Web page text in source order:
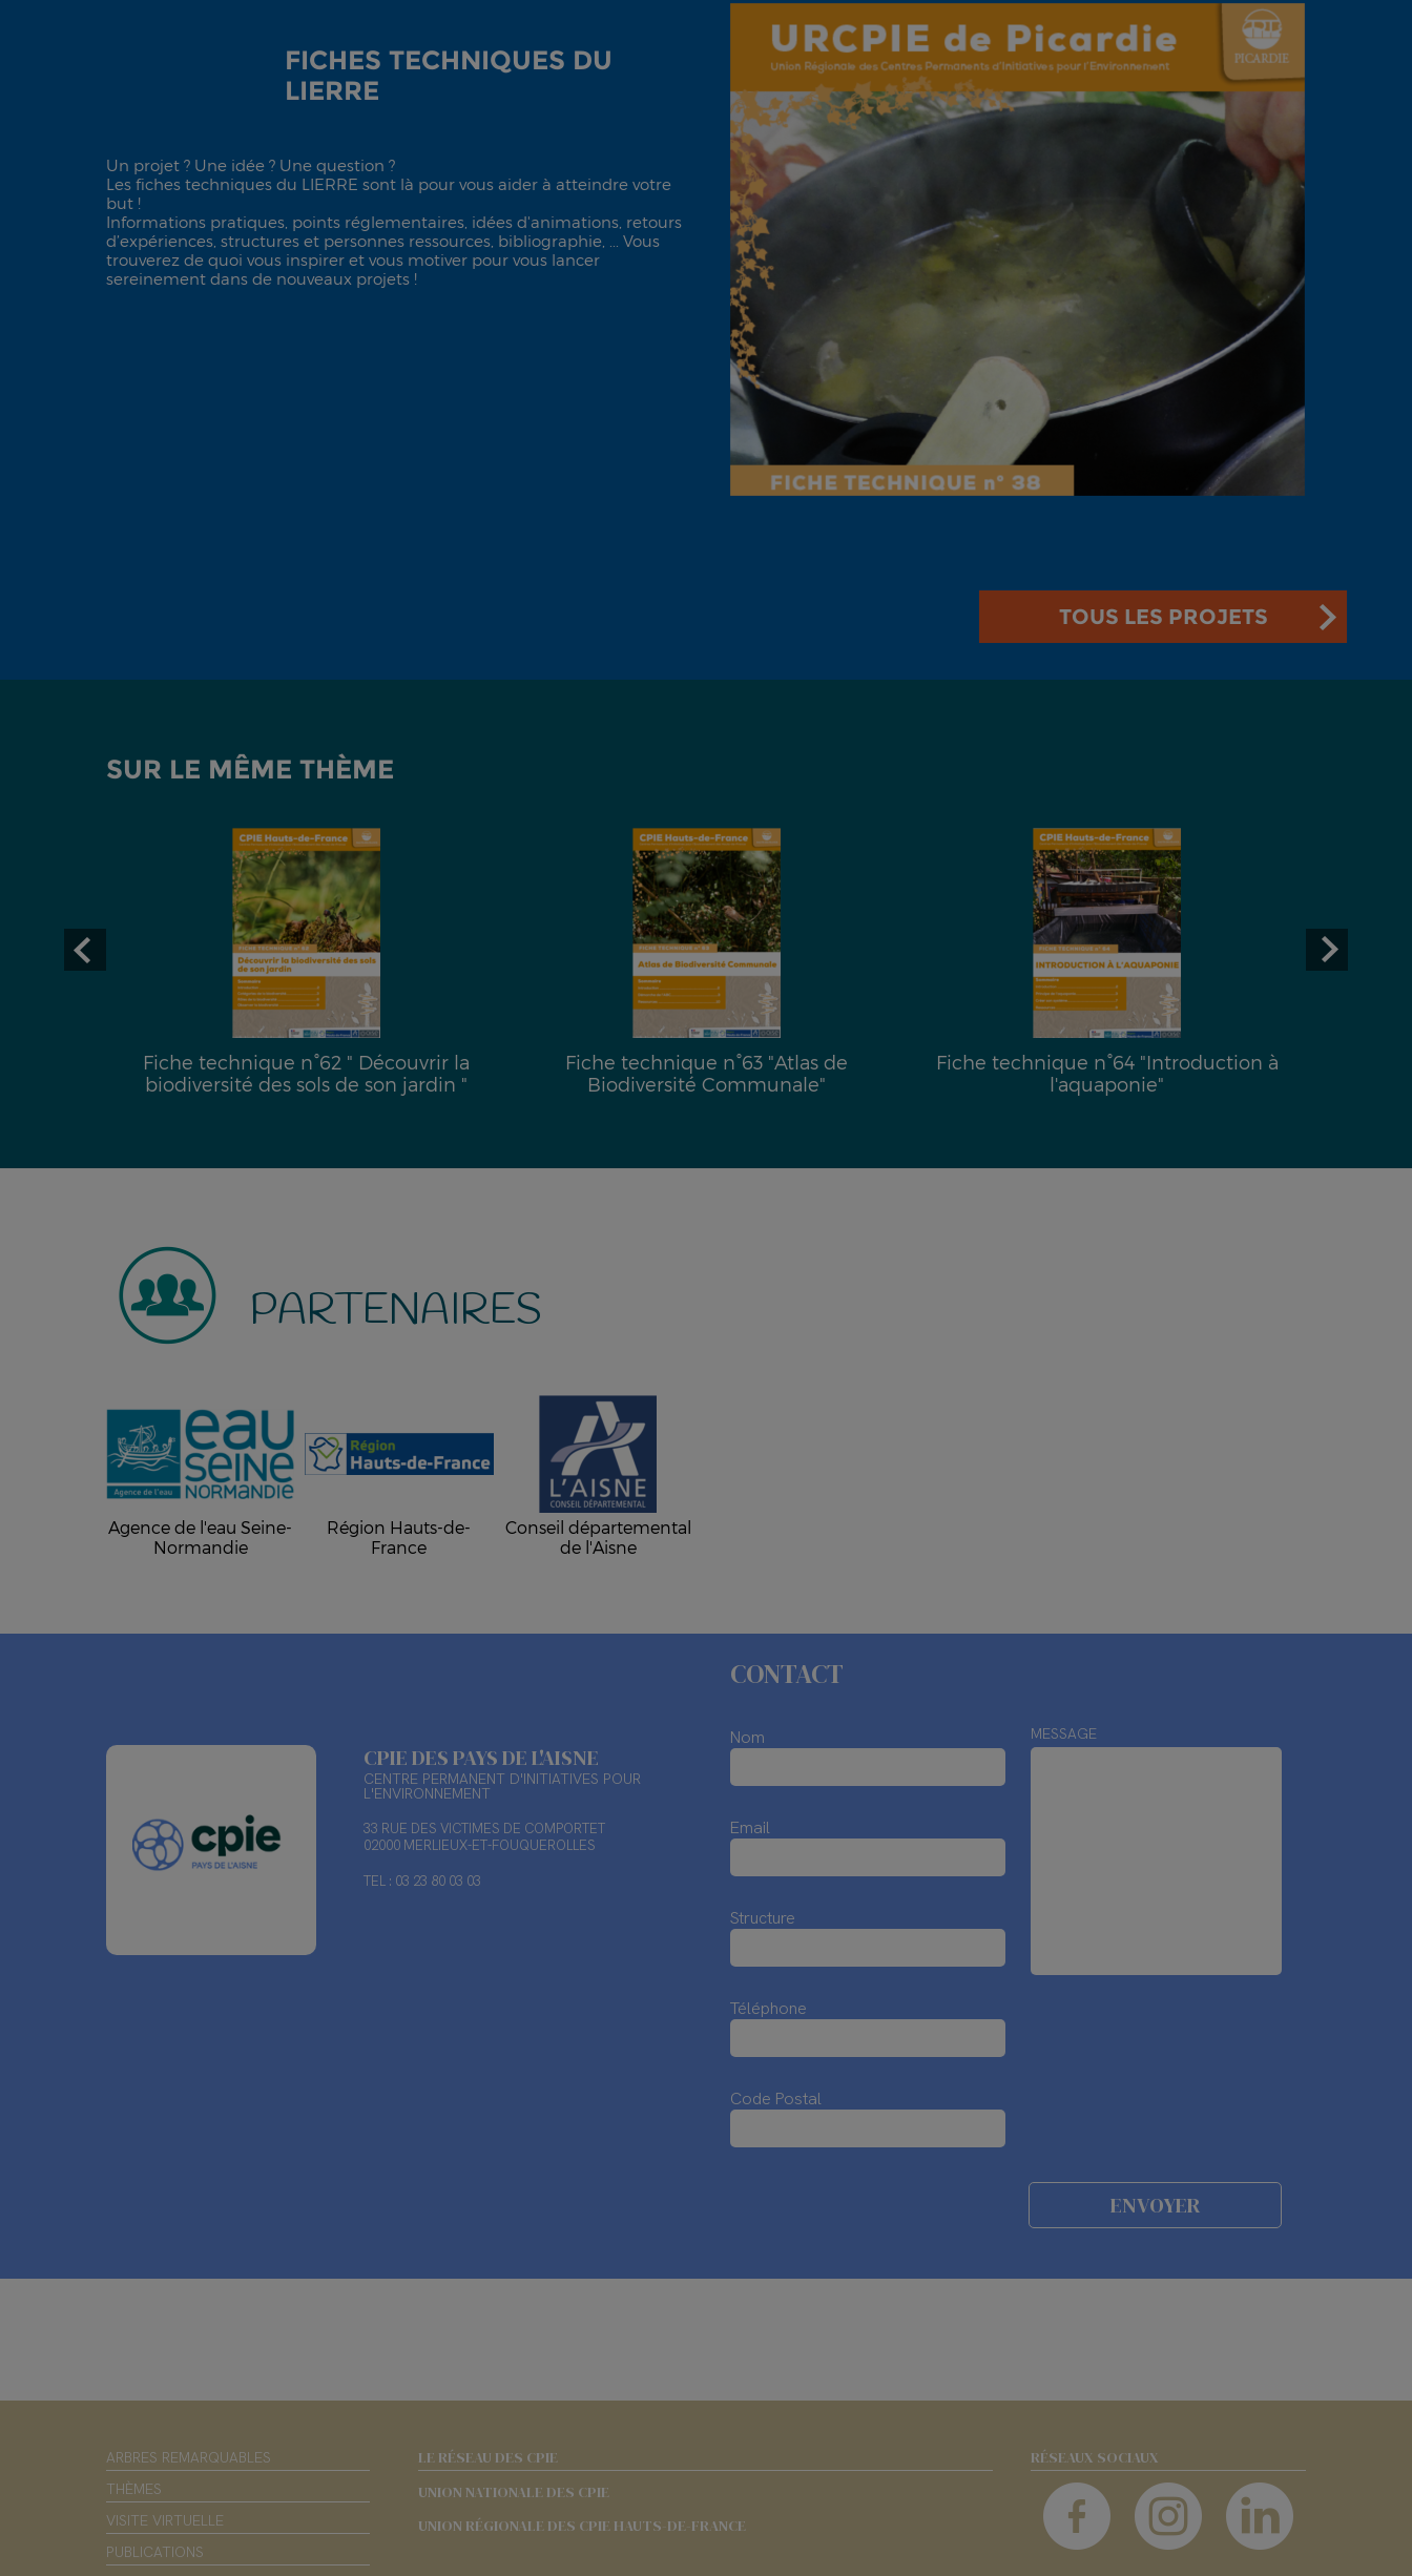
FICHES TECHNIQUES DU
LIERRE
Un projet ? Une idée ? Une question ?
Les fiches techniques du LIERRE sont là pour vous aider à atteindre votre
but !
Informations pratiques, points réglementaires, idées d'animations, retours
d’expériences, structures et personnes ressources, bibliographie, ... Vous
trouverez de quoi vous inspirer et vous motiver pour vous lancer
sereinement dans de nouveaux projets !
TOUS LES PROJETS
SUR LE MÊME THÈME
Fiche technique n°62 " Découvrir la
biodiversité des sols de son jardin "
Fiche technique n°63 "Atlas de
Biodiversité Communale"
Fiche technique n°64 "Introduction à
l'aquaponie"
PARTENAIRES
Agence de l'eau Seine-
Normandie
Région Hauts-de-
France
Conseil départemental
de l'Aisne
CPIE DES PAYS DE L'AISNE
CENTRE PERMANENT D'INITIATIVES POUR
L'ENVIRONNEMENT
33 RUE DES VICTIMES DE COMPORTET
02000 MERLIEUX-ET-FOUQUEROLLES
TEL : 03 23 80 03 03
CONTACT
Nom
Email
Structure
Téléphone
Code Postal
MESSAGE
ARBRES REMARQUABLES
THÈMES
VISITE VIRTUELLE
PUBLICATIONS
LE RÉSEAU DES CPIE
UNION NATIONALE DES CPIE
UNION RÉGIONALE DES CPIE HAUTS-DE-FRANCE
RÉSEAUX SOCIAUX